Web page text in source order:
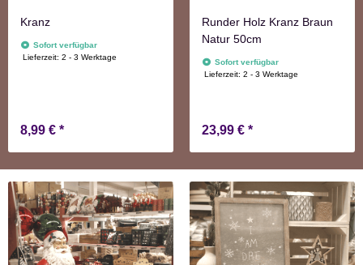
Kranz
Sofort verfügbar
Lieferzeit:2 - 3 Werktage
8,99 € *
Runder Holz Kranz Braun
Natur 50cm
Sofort verfügbar
Lieferzeit:2 - 3 Werktage
23,99 € *